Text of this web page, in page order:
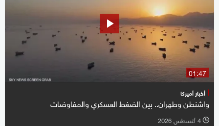
01:47
أخبار أميركا
واشنطن وطهران.. بين الضغط العسكري والمفاوضات
l 4 أغسطس 2026